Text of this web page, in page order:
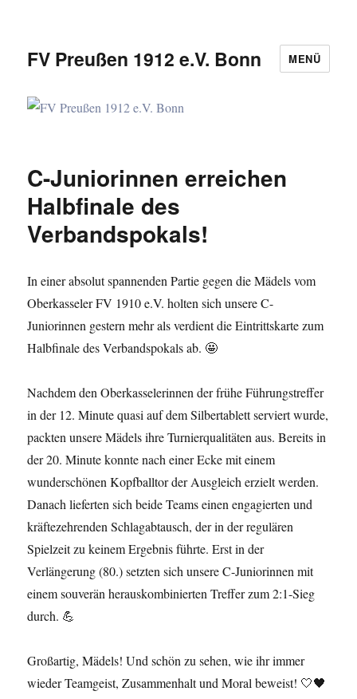
FV Preußen 1912 e.V. Bonn MENÜ
C-Juniorinnen erreichen
Halbfinale des
Verbandspokals!
In einer absolut spannenden Partie gegen die Mädels vom
Oberkasseler FV 1910 e.V. holten sich unsere C-
Juniorinnen gestern mehr als verdient die Eintrittskarte zum
Halbfinale des Verbandspokals ab. 🤩
Nachdem den Oberkasselerinnen der frühe Führungstreffer
in der 12. Minute quasi auf dem Silbertablett serviert wurde,
packten unsere Mädels ihre Turnierqualitäten aus. Bereits in
der 20. Minute konnte nach einer Ecke mit einem
wunderschönen Kopfballtor der Ausgleich erzielt werden.
Danach lieferten sich beide Teams einen engagierten und
kräftezehrenden Schlagabtausch, der in der regulären
Spielzeit zu keinem Ergebnis führte. Erst in der
Verlängerung (80.) setzten sich unsere C-Juniorinnen mit
einem souverän herauskombinierten Treffer zum 2:1-Sieg
durch. 💪
Großartig, Mädels! Und schön zu sehen, wie ihr immer
wieder Teamgeist, Zusammenhalt und Moral beweist! 🤍🖤